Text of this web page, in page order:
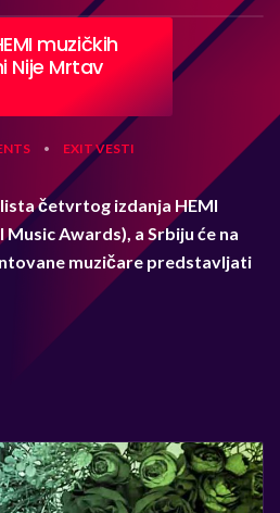
muzičkih
Nije Mrtav
• EXITVESTI
četvrtog izdanja HEMI
Awards), a Srbiju će na
muzičare predstavljati